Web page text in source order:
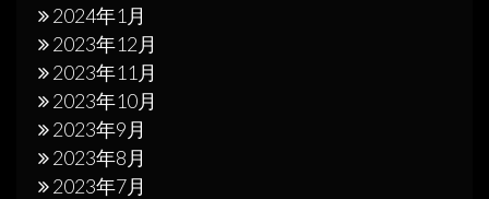
2024年1月
2023年12月
2023年11月
2023年10月
2023年9月
2023年8月
2023年7月